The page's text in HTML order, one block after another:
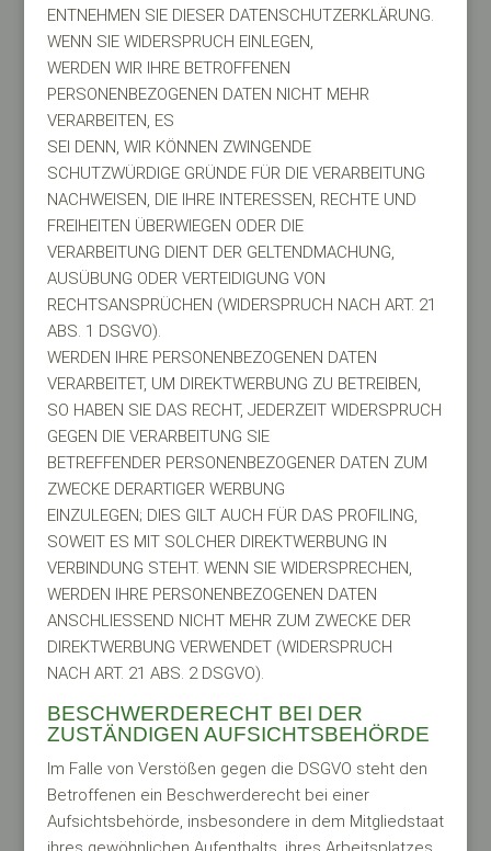
ENTNEHMEN SIE DIESER DATENSCHUTZERKLÄRUNG.
WENN SIE WIDERSPRUCH EINLEGEN,
WERDEN WIR IHRE BETROFFENEN
PERSONENBEZOGENEN DATEN NICHT MEHR
VERARBEITEN, ES
SEI DENN, WIR KÖNNEN ZWINGENDE
SCHUTZWÜRDIGE GRÜNDE FÜR DIE VERARBEITUNG
NACHWEISEN, DIE IHRE INTERESSEN, RECHTE UND
FREIHEITEN ÜBERWIEGEN ODER DIE
VERARBEITUNG DIENT DER GELTENDMACHUNG,
AUSÜBUNG ODER VERTEIDIGUNG VON
RECHTSANSPRÜCHEN (WIDERSPRUCH NACH ART. 21
ABS. 1 DSGVO).
WERDEN IHRE PERSONENBEZOGENEN DATEN
VERARBEITET, UM DIREKTWERBUNG ZU BETREIBEN,
SO HABEN SIE DAS RECHT, JEDERZEIT WIDERSPRUCH
GEGEN DIE VERARBEITUNG SIE
BETREFFENDER PERSONENBEZOGENER DATEN ZUM
ZWECKE DERARTIGER WERBUNG
EINZULEGEN; DIES GILT AUCH FÜR DAS PROFILING,
SOWEIT ES MIT SOLCHER DIREKTWERBUNG IN
VERBINDUNG STEHT. WENN SIE WIDERSPRECHEN,
WERDEN IHRE PERSONENBEZOGENEN DATEN
ANSCHLIESSEND NICHT MEHR ZUM ZWECKE DER
DIREKTWERBUNG VERWENDET (WIDERSPRUCH
NACH ART. 21 ABS. 2 DSGVO).
BESCHWERDERECHT BEI DER
ZUSTÄNDIGEN AUFSICHTSBEHÖRDE
Im Falle von Verstößen gegen die DSGVO steht den
Betroffenen ein Beschwerderecht bei einer
Aufsichtsbehörde, insbesondere in dem Mitgliedstaat